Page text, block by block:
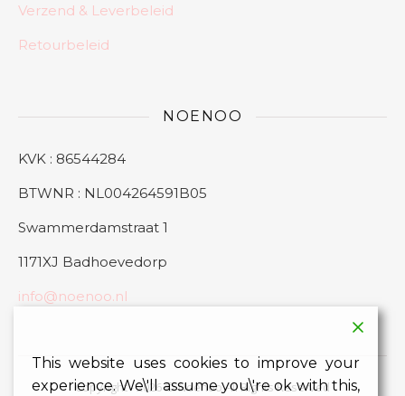
Verzend & Leverbeleid
Retourbeleid
NOENOO
KVK : 86544284
BTWNR : NL004264591B05
Swammerdamstraat 1
1171XJ Badhoevedorp
info@noenoo.nl
Copyright - 2026 © Noenoo All Rights Reserved
This website uses cookies to improve your
experience. We\'ll assume you\'re ok with this,